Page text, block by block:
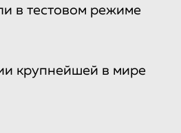
в тестовом режиме
крупнейшей в мире